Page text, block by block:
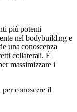
più potenti
nel bodybuilding e
una conoscenza
collaterali. È
massimizzare i
conoscere il